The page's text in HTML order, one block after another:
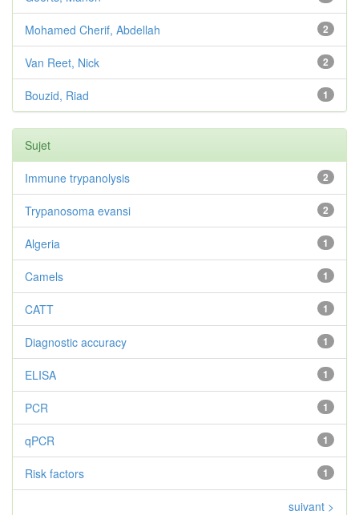
2
Mohamed Cherif, Abdellah
2
Van Reet, Nick
1
Bouzid, Riad
Sujet
2
Immune trypanolysis
2
Trypanosoma evansi
1
Algeria
1
Camels
1
CATT
1
Diagnostic accuracy
1
ELISA
1
PCR
1
qPCR
1
Risk factors
suivant >